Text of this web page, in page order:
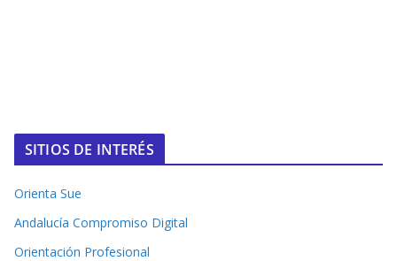
SITIOS DE INTERÉS
Orienta Sue
Andalucía Compromiso Digital
Orientación Profesional